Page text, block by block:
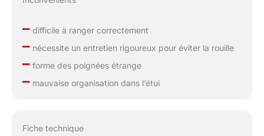
–difficile à ranger correctement
–nécessite un entretien rigoureux pour éviter la rouille
–forme des poignées étrange
–mauvaise organisation dans l’étui
Fiche technique